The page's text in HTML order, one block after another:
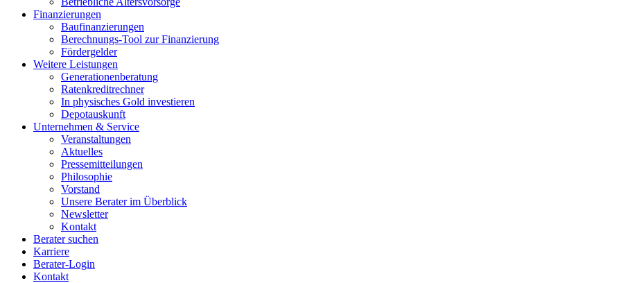
Finanzierungen
Baufinanzierungen
Berechnungs-Tool zur Finanzierung
Fördergelder
Weitere Leistungen
Generationenberatung
Ratenkreditrechner
In physisches Gold investieren
Depotauskunft
Unternehmen & Service
Veranstaltungen
Aktuelles
Pressemitteilungen
Philosophie
Vorstand
Unsere Berater im Überblick
Newsletter
Kontakt
Berater suchen
Karriere
Berater-Login
Kontakt